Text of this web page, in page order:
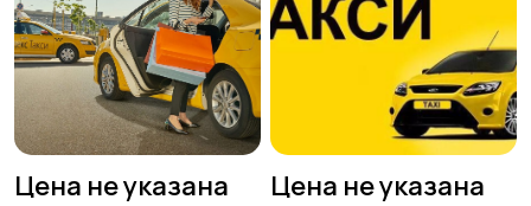
Цена не указана Цена не указана